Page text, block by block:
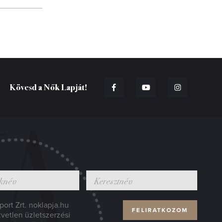
Kövesd a Nők Lapját!
Zrt. noklapja.hu
üzletszerzési